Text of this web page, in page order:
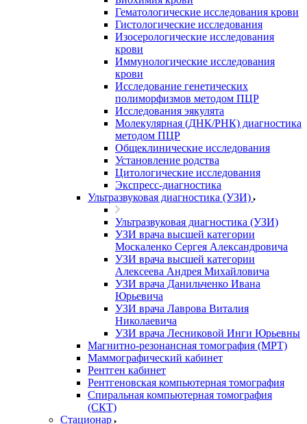
Гематологические исследования крови
Гистологические исследования
Изосерологические исследования
крови
Иммунологические исследования
крови
Исследование генетических
полиморфизмов методом ПЦР
Исследования эякулята
Молекулярная (ДНК/РНК) диагностика
методом ПЦР
Общеклинические исследования
Установление родства
Цитологические исследования
Экспресс-диагностика
Ультразвуковая диагностика (УЗИ)
Ультразвуковая диагностика (УЗИ)
УЗИ врача высшей категории
Москаленко Сергея Александровича
УЗИ врача высшей категории
Алексеева Андрея Михайловича
УЗИ врача Данильченко Ивана
Юрьевича
УЗИ врача Лаврова Виталия
Николаевича
УЗИ врача Лесниковой Инги Юрьевны
Магнитно-резонансная томография (МРТ)
Маммографический кабинет
Рентген кабинет
Рентгеновская компьютерная томография
Спиральная компьютерная томография
(СКТ)
Стационар